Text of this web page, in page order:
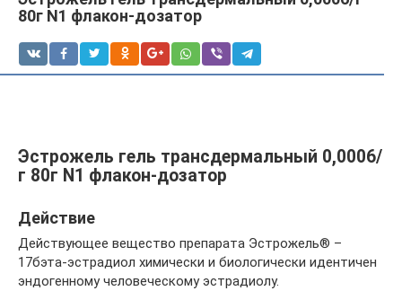
80г N1 флакон-дозатор
Эстрожель гель трансдермальный 0,0006/
г 80г N1 флакон-дозатор
Действие
Действующее вещество препарата Эстрожель® –
17бэта-эстрадиол химически и биологически идентичен
эндогенному человеческому эстрадиолу.